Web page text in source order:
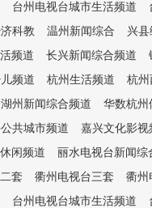
台州电视台城市生活频道
科教 温州新闻综合
兴
频道 长兴新闻综合频道
频道 杭州生活频道
杭州
湖州新闻综合频道
华数杭州
共城市频道
嘉兴文化影视
闲频道
丽水电视台新闻综
套 衢州电视台三套
衢州
台州电视台城市生活频道